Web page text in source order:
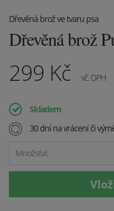
Dřevěná brož ve tvaru psa
Dřevěná brož
299 Kč vč. DPH
Skladem
30 dní na vrácení či
Množství: